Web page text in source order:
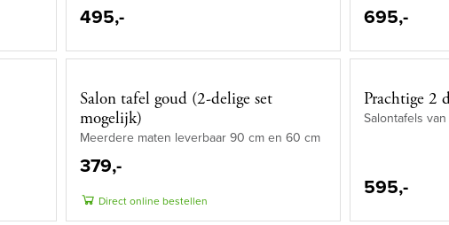
495,- 695,-
Salon tafel goud (2-delige set
mogelijk)
Meerdere maten leverbaar 90 cm en 60 cm
379,-
Direct online bestellen
Prachtige 2
Salontafels
595,-